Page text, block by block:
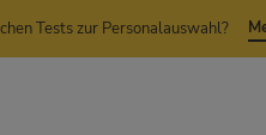
Tests zur Personalauswahl?